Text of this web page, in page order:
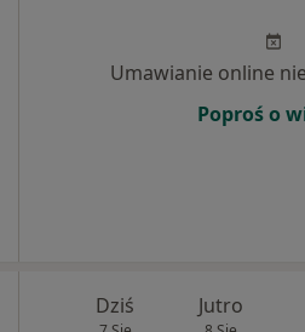
Umawianie online
Poproś o
Dziś Jutro